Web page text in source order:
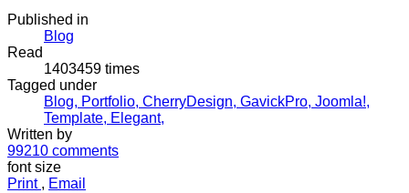
Published in
Blog
Read
1403459 times
Tagged under
Blog, Portfolio, CherryDesign, GavickPro, Joomla!,
Template, Elegant,
Written by
99210 comments
font size
Print , Email